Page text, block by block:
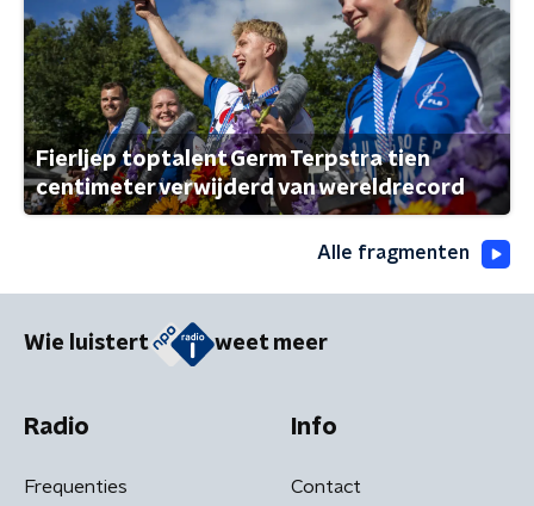
Fierljep toptalent Germ Terpstra tien
centimeter verwijderd van wereldrecord
Alle fragmenten
Wie luistert weet meer
Radio
Frequenties
Info
Contact